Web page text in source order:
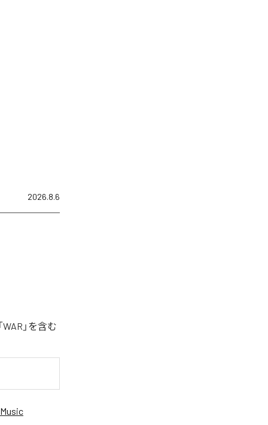
2026.8.6
」を含む